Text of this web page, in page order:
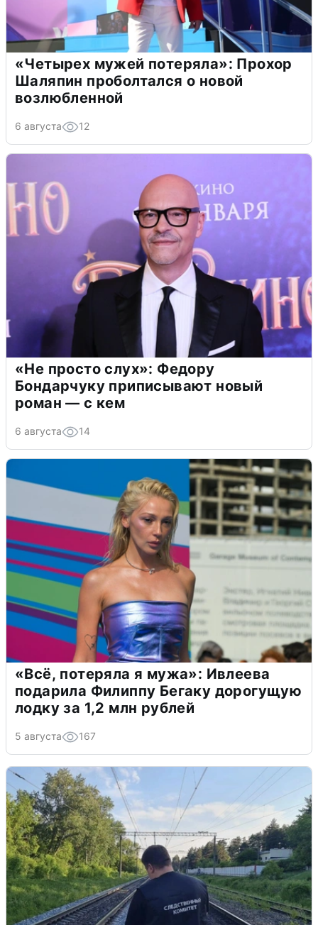
«Четырех мужей потеряла»: Прохор
Шаляпин проболтался о новой
возлюбленной
6 августа 12
«Не просто слух»: Федору
Бондарчуку приписывают новый
роман — с кем
6 августа 14
«Всё, потеряла я мужа»: Ивлеева
подарила Филиппу Бегаку дорогущую
лодку за 1,2 млн рублей
5 августа 167